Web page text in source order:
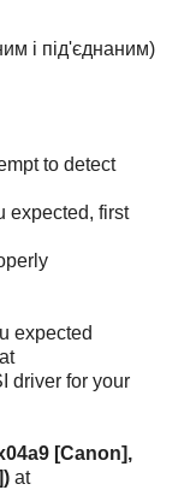
і під'єднаним)
to detect
expected, first
expected
driver for your
[Canon],
at